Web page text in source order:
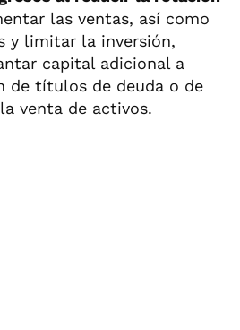
las ventas, así como
y limitar la inversión,
capital adicional a
de títulos de deuda o de
venta de activos.